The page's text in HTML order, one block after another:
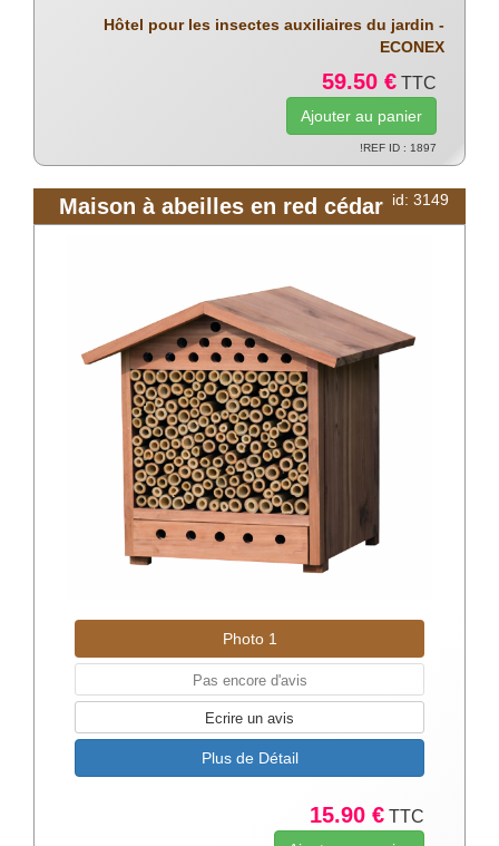
Hôtel pour les insectes auxiliaires du jardin -
ECONEX
59.50 € TTC
!REF ID : 1897
id: 3149
Maison à abeilles en red cédar
Photo 1
Pas encore d'avis
Ecrire un avis
Plus de Détail
15.90 € TTC